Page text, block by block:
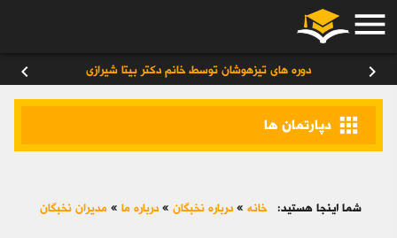
menu
chevron_right دوره های تیزهوشان توسط خانم دکتر بیتا شیرازی chevron_left
apps دپارتمان ها
شما اینجا هستید: خانه » درباره نخبگان » درباره ما » مدیران نخبگان